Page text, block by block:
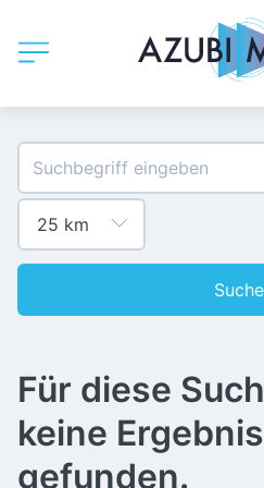
Für diese
keine
gefunden.